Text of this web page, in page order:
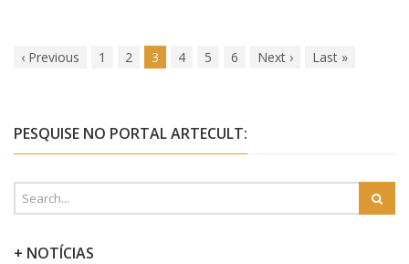
‹ Previous 1 2 3 4 5 6 Next › Last »
PESQUISE NO PORTAL ARTECULT:
+ NOTÍCIAS